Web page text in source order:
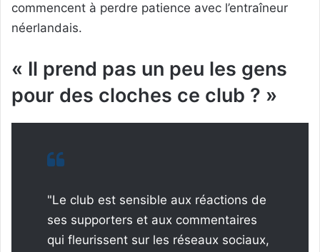
commencent à perdre patience avec l’entraîneur
néerlandais.
« Il prend pas un peu les gens
pour des cloches ce club ? »
"Le club est sensible aux réactions de
ses supporters et aux commentaires
qui fleurissent sur les réseaux sociaux,